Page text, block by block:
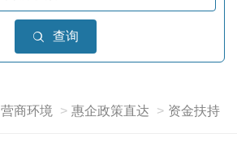
查询
营商环境 惠企政策直达 资金扶持